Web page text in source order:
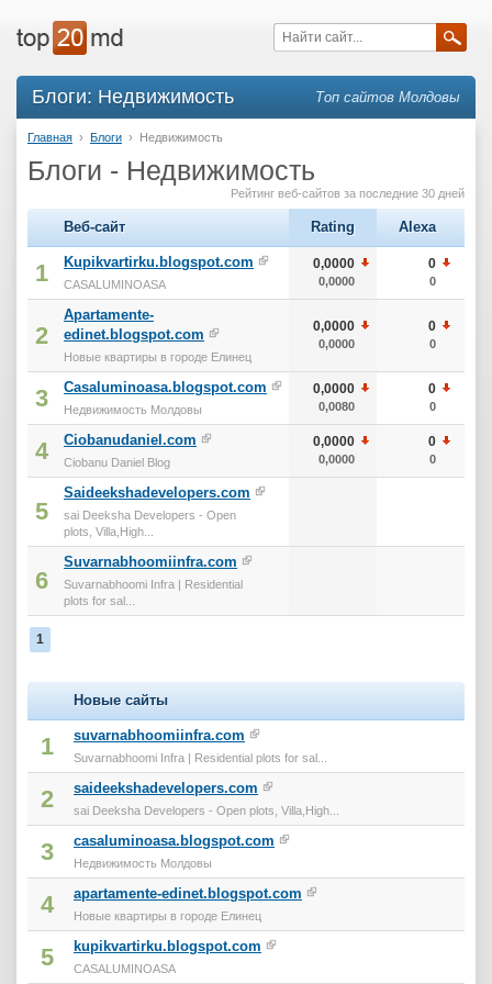
Блоги: Недвижимость Топ сайтов Молдовы
Главная › Блоги › Недвижимость
Блоги - Недвижимость
Рейтинг веб-сайтов за последние 30 дней
Веб-сайт Rating Alexa
1 Kupikvartirku.blogspot.com
CASALUMINOASA
0,0000
0,0000
0
0
2
Apartamente-
edinet.blogspot.com
Новые квартиры в городе Елинец
0,0000
0,0000
0
0
3 Casaluminoasa.blogspot.com
Недвижимость Молдовы
0,0000
0,0080
0
0
4 Ciobanudaniel.com
Ciobanu Daniel Blog
0,0000
0,0000
0
0
5
Saideekshadevelopers.com
sai Deeksha Developers - Open
plots, Villa,High...
6
Suvarnabhoomiinfra.com
Suvarnabhoomi Infra | Residential
plots for sal...
1
Новые сайты
1 suvarnabhoomiinfra.com
Suvarnabhoomi Infra | Residential plots for sal...
2 saideekshadevelopers.com
sai Deeksha Developers - Open plots, Villa,High...
3 casaluminoasa.blogspot.com
Недвижимость Молдовы
4 apartamente-edinet.blogspot.com
Новые квартиры в городе Елинец
5 kupikvartirku.blogspot.com
CASALUMINOASA